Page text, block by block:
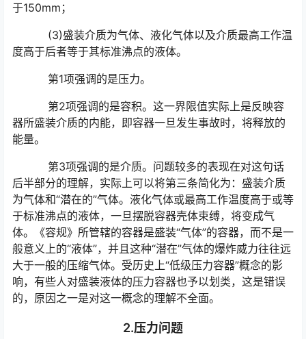
于150mm；
(3)盛装介质为气体、液化气体以及介质最高工作温
度高于后者等于其标准沸点的液体。
第1项强调的是压力。
第2项强调的是容积。这一界限值实际上是反映容
器所盛装介质的内能，即容器一旦发生事故时，将释放的
能量。
第3项强调的是介质。问题较多的表现在对这句话
后半部分的理解，实际上可以将第三条简化为：盛装介质
为气体和“潜在的”气体。液化气体或最高工作温度高于或等
于标准沸点的液体，一旦摆脱容器壳体束缚，将变成气
体。《容规》所管辖的容器是盛装“气体”的容器，而不是一
般意义上的“液体”，并且这种“潜在”气体的爆炸威力往往远
大于一般的压缩气体。受历史上“低级压力容器”概念的影
响，有些人对盛装液体的压力容器也予以划类，这是错误
的，原因之一是对这一概念的理解不全面。
2.压力问题